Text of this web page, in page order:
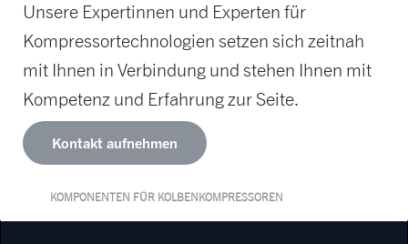
Unsere Expertinnen und Experten für
Kompressortechnologien setzen sich zeitnah
mit Ihnen in Verbindung und stehen Ihnen mit
Kompetenz und Erfahrung zur Seite.
Kontakt aufnehmen
KOMPONENTEN FÜR KOLBENKOMPRESSOREN